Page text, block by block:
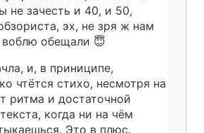
не зачесть и 40, и 50,
эх, не зря ж нам
обещали 😇
и, в приниципе,
чтётся стихо, несмотря на
ритма и достаточной
когда ни на чём
Это в плюс.